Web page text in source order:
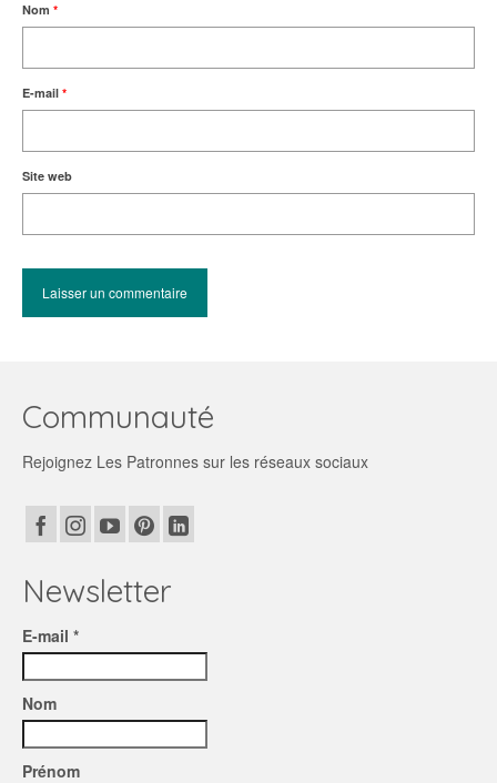
Nom *
E-mail *
Site web
Communauté
Rejoignez Les Patronnes sur les réseaux sociaux
Newsletter
E-mail *
Nom
Prénom